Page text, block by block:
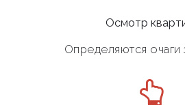
Осмотр
Определяются очаги